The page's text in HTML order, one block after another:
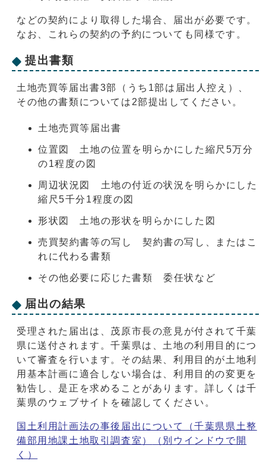
などの契約により取得した場合、届出が必要です。
なお、これらの契約の予約についても同様です。
提出書類
土地売買等届出書3部（うち1部は届出人控え）、
その他の書類については2部提出してください。
土地売買等届出書
位置図 土地の位置を明らかにした縮尺5万分
の1程度の図
周辺状況図 土地の付近の状況を明らかにした
縮尺5千分1程度の図
形状図 土地の形状を明らかにした図
売買契約書等の写し 契約書の写し、またはこ
れに代わる書類
その他必要に応じた書類 委任状など
届出の結果
受理された届出は、茂原市長の意見が付されて千葉
県に送付されます。千葉県は、土地の利用目的につ
いて審査を行います。その結果、利用目的が土地利
用基本計画に適合しない場合は、利用目的の変更を
勧告し、是正を求めることがあります。詳しくは千
葉県のウェブサイトを確認してください。
国土利用計画法の事後届出について（千葉県県土整
備部用地課土地取引調査室）
（別ウインドウで開
く）